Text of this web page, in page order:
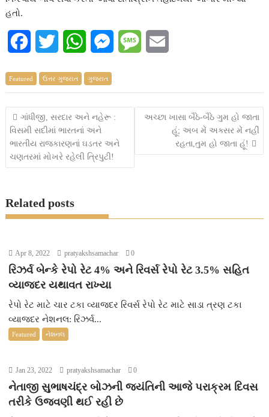
હતો.
c
e
b
o
k
i
t
t
e
W
a
t
s
A
M
s
M
s
g
i
Featured ઉત્તર ગુજરાત ગુજરાત
Post
navigation
ગાંધીજી, સરદાર અને નહેરૂ :
વિસમી સદીમાં ભારતનાં અને
ભારતીય રાજકારણનાં ઘડતર અને
ચણતરમાં મોખરે રહેલી ત્રિપુટી!
અચ્છા ખાસા બૈઠે-બૈઠે ગુમ હો જાતા
હૂં; અબ મેં અક્સર મેં નહીં
રહતા,તુમ હો જાતા હૂં!
Related posts
Apr 8, 2022 pratyakshsamachar 0
રિઝર્વ બેન્કે રેપો રેટ 4% અને રિવર્સ રેપો રેટ 3.5% સહિત
વ્યાજદર યથાવત રાખ્યા
રેપો રેટ માટે ચાર ટકા વ્યાજદર રિવર્સ રેપો રેટ માટે સાડા ત્રણ ટકા
વ્યાજદર નેશનલ: રિઝર્વ...
Featured નેશનલ
Jan 23, 2022 pratyakshsamachar 0
નેતાજી સુભાષચંદ્ર બોઝની જયંતિની આજે પરાક્રમ દિવસ
તરીકે ઉજવણી થઈ રહી છે